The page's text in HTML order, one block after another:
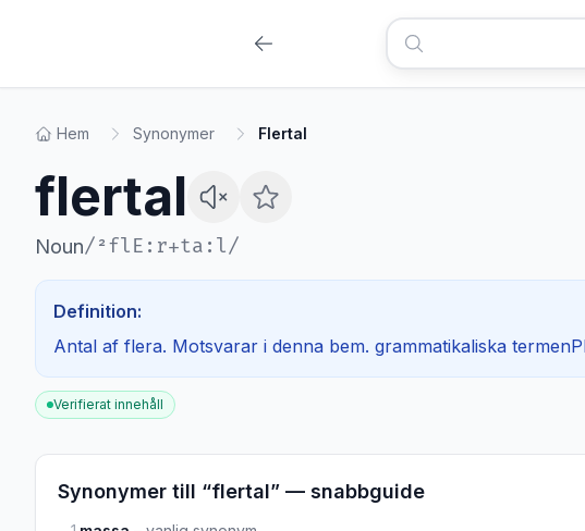
Hem Synonymer Flertal
flertal
Noun/²flE:r+ta:l/
Definition:
Antal af flera. Motsvarar i denna bem. grammatikaliska
Verifierat innehåll
Synonymer till “flertal” — snabbguide